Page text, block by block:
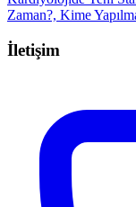
Zaman?, Kime
İletişim